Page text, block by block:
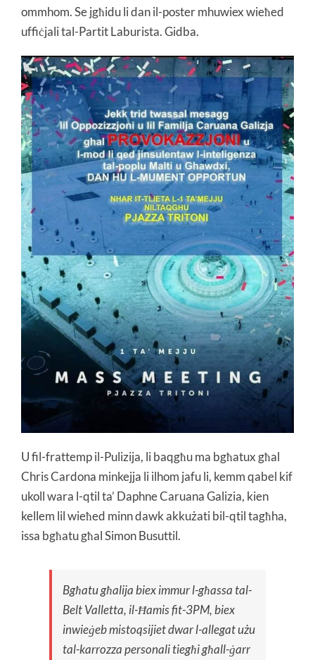
ommhom. Se jgħidu li dan il-poster mhuwiex wieħed
uffiċjali tal-Partit Laburista. Gidba.
U fil-frattemp il-Pulizija, li baqgħu ma bgħatux għal
Chris Cardona minkejja li ilhom jafu li, kemm qabel kif
ukoll wara l-qtil ta’ Daphne Caruana Galizia, kien
kellem lil wieħed minn dawk akkużati bil-qtil tagħha,
issa bgħatu għal Simon Busuttil.
Bgħatu għalija biex immur l-għassa tal-
Belt Valletta, il-Ħamis fit-3PM, biex
inwieġeb mistoqsijiet dwar l-allegat użu
tal-karrozza personali tiegħi għall-ġarr